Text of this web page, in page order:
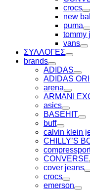
crocs
new
puma
tommy
vans
ΣΥΛΛΟΓΕΣ
Toggle
brands
Toggle
ADIDAS
ADIDAS
arena
Toggle
ARMANI
asics
Toggle
BASEHIT
buff
Toggle
calvin klein
CHILLY’S
CONVERSE
cover jeans
crocs
Toggle
emerson